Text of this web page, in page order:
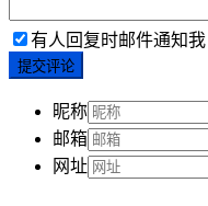
有人回复时邮件通知我
提交评论
昵称
邮箱
网址